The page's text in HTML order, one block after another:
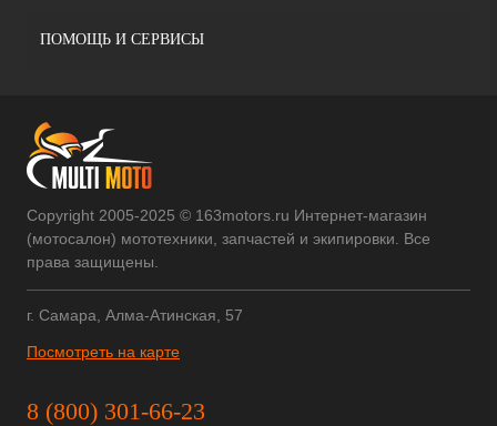
ПОМОЩЬ И СЕРВИСЫ
Copyright 2005-2025 © 163motors.ru Интернет-магазин
(мотосалон) мототехники, запчастей и экипировки. Все
права защищены.
г. Самара, Алма-Атинская, 57
Посмотреть на карте
8 (800) 301-66-23